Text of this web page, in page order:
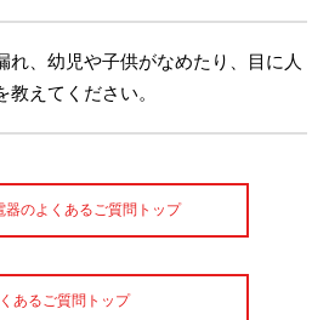
れ、幼児や子供がなめたり、目に人
教えてください。
器のよくあるご質問トップ
あるご質問トップ